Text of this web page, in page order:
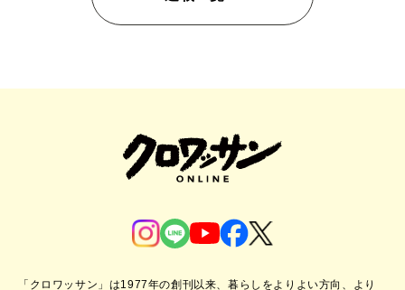
「クロワッサン」は1977年の創刊以来、暮らしをよりよい方向、より